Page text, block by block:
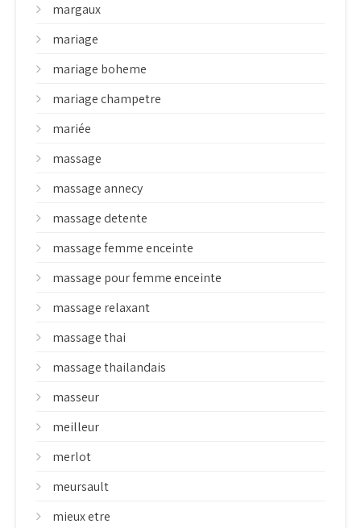
margaux
mariage
mariage boheme
mariage champetre
mariée
massage
massage annecy
massage detente
massage femme enceinte
massage pour femme enceinte
massage relaxant
massage thai
massage thailandais
masseur
meilleur
merlot
meursault
mieux etre